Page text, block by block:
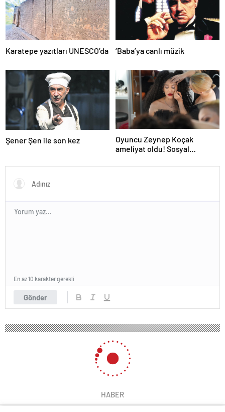
Karatepe yazıtları UNESCO’da ‘Baba’ya canlı müzik
Şener Şen ile son kez
Oyuncu Zeynep Koçak
ameliyat oldu! Sosyal
paylaştı
Gönder
En az 10 karakter gerekli
HABER